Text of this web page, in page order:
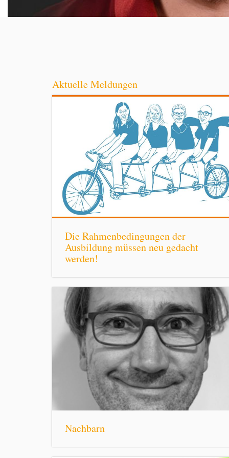
Aktuelle Meldungen
Die Rahmenbedingungen der
Ausbildung müssen neu gedacht
werden!
Nachbarn